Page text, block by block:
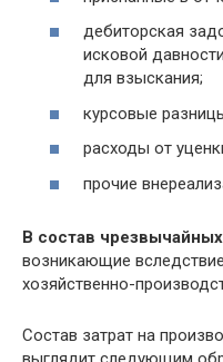
дебиторская
исковой
для взыскания;
курсовые
расходы от
прочие
В состав
возникающие
хозяйственно-
Состав затрат на